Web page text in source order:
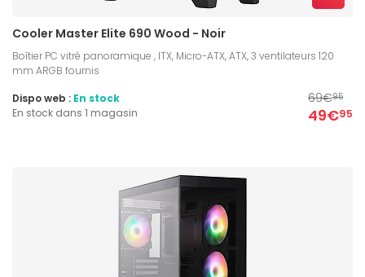
Cooler Master Elite 690 Wood - Noir
Boîtier PC vitré panoramique , ITX, Micro-ATX, ATX, 3 ventilateurs 120
mm ARGB fournis
69€95
49€95
Dispo web : En stock
En stock dans 1 magasin